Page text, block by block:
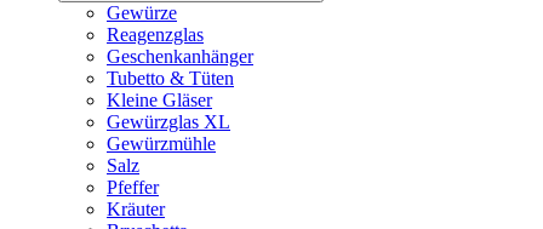
Gewürze
Reagenzglas
Geschenkanhänger
Tubetto & Tüten
Kleine Gläser
Gewürzglas XL
Gewürzmühle
Salz
Pfeffer
Kräuter